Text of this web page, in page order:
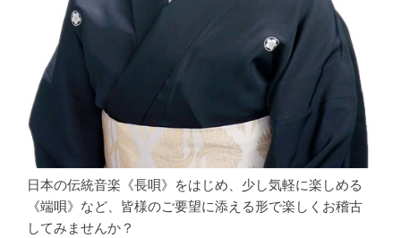
日本の伝統音楽《長唄》をはじめ、少し気軽に楽しめる
《端唄》など、 皆様のご要望に添える形で楽しくお稽古
してみませんか？